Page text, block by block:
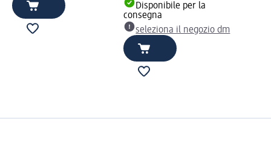
Disponibile per la
consegna
seleziona il negozio dm